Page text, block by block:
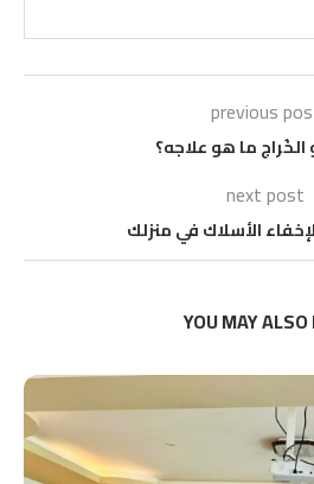
previous
الخُراج ما هو علاجه؟
next post
الأسلاك في منزلك
YOU MAY